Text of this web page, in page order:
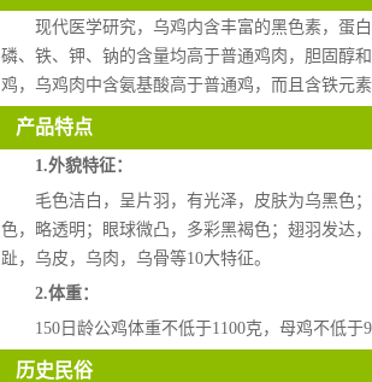
现代医学研究，乌鸡内含丰富的黑色素，蛋
磷、铁、钾、钠的含量均高于普通鸡肉，胆固醇
鸡，乌鸡肉中含氨基酸高于普通鸡，而且含铁元素
产品特点
1.外貌特征：
毛色洁白，呈片羽，有光泽，皮肤为乌黑色
色，略透明；眼球微凸，多彩黑褐色；翅羽发达
趾，乌皮，乌肉，乌骨等10大特征。
2.体重：
150日龄公鸡体重不低于1100克，母鸡不低于
历史民俗